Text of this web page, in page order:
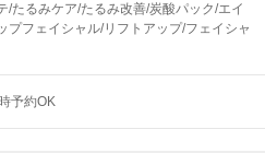
/たるみケア/たるみ改善/炭酸パック/エイ
プフェイシャル/リフトアップ/フェイシャ
予約OK